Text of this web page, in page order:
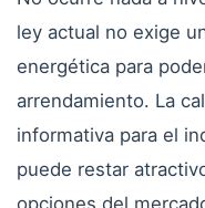
ley actual no exige
energética para
arrendamiento. La
informativa para el
puede restar
opciones del